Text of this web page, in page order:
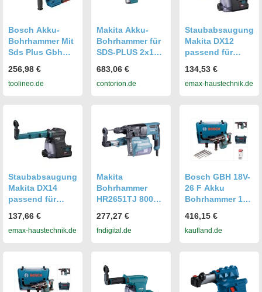
(21575104)
Bosch Akku-
Bohrhammer Mit
Sds Plus Gbh
256,98 €
toolineo.de
Makita Akku-
Bohrhammer für
SDS-PLUS 2x18
&
Staubabsaugung
683,06 €
contorion.de
Staubabsaugung
Makita DX12
passend für
Bohrhämmer
134,53 €
emax-haustechnik.de
Staubabsaugung
Makita DX14
passend für
Bohrhämmer
137,66 €
emax-haustechnik.de
Makita
Bohrhammer
HR2651TJ 800
mit Absaugung
277,27 €
fndigital.de
Bosch GBH 18V-
26 F Akku
Bohrhammer 18V
L-Boxx mit 5
SDS-VPlus
416,15 €
kaufland.de